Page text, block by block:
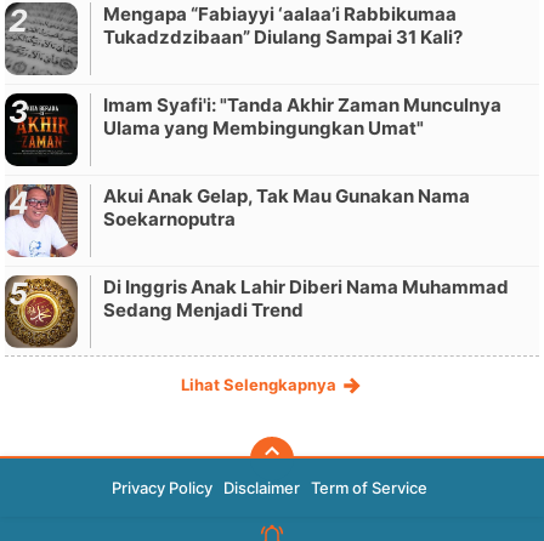
Mengapa “Fabiayyi ‘aalaa’i Rabbikumaa
Tukadzdzibaan” Diulang Sampai 31 Kali?
Imam Syafi'i: "Tanda Akhir Zaman Munculnya
Ulama yang Membingungkan Umat"
Akui Anak Gelap, Tak Mau Gunakan Nama
Soekarnoputra
Di Inggris Anak Lahir Diberi Nama Muhammad
Sedang Menjadi Trend
Lihat Selengkapnya
Privacy Policy Disclaimer Term of Service